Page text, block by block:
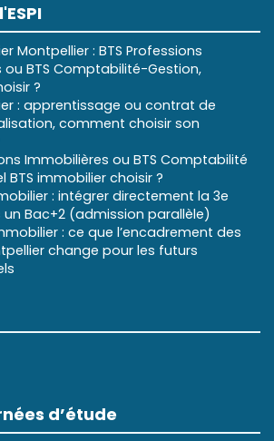
Montpellier : BTS Professions
ou BTS Comptabilité-Gestion,
?
: apprentissage ou contrat de
comment choisir son
Immobilières ou BTS Comptabilité
BTS immobilier choisir ?
: intégrer directement la 3e
Bac+2 (admission parallèle)
: ce que l’encadrement des
change pour les futurs
d’étude